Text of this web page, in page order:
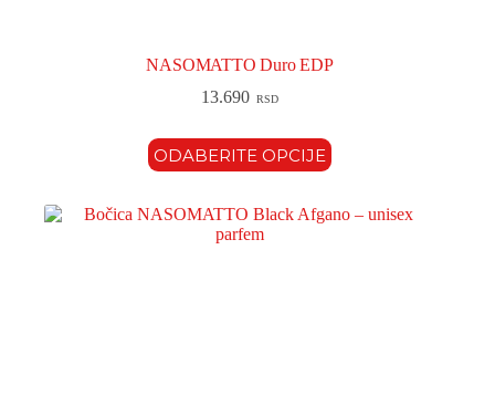
NASOMATTO Duro EDP
13.690 RSD
ODABERITE OPCIJE